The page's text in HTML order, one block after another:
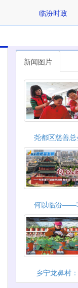
临汾时政
新闻图片
尧都区慈善
何以临汾——
乡宁龙鼻村